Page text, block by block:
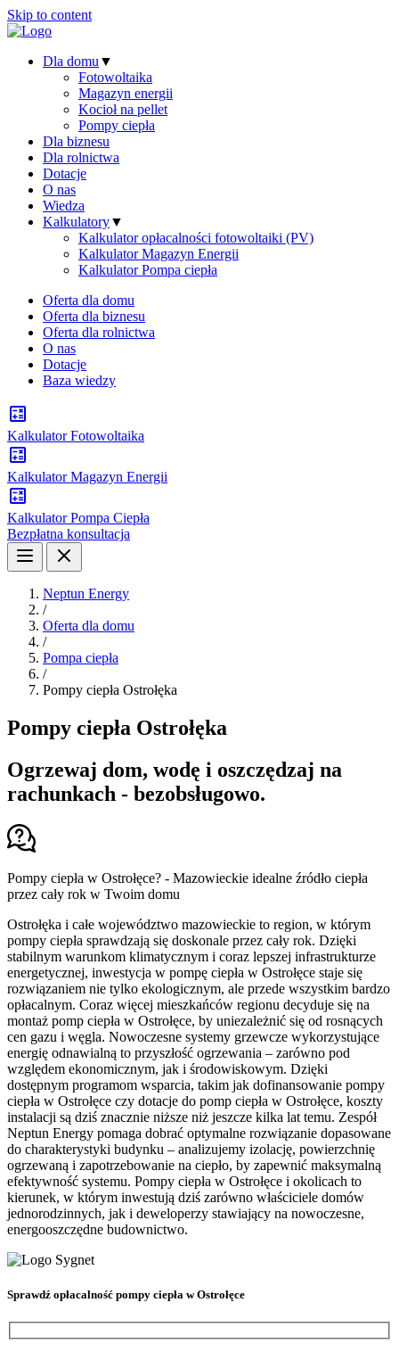
Skip to content
Dla domu ▼
Fotowoltaika
Magazyn energii
Kocioł na pellet
Pompy ciepła
Dla biznesu
Dla rolnictwa
Dotacje
O nas
Wiedza
Kalkulatory▼
Kalkulator opłacalności fotowoltaiki (PV)
Kalkulator Magazyn Energii
Kalkulator Pompa ciepła
Oferta dla domu
Oferta dla biznesu
Oferta dla rolnictwa
O nas
Dotacje
Baza wiedzy
Kalkulator Fotowoltaika
Kalkulator Magazyn Energii
Kalkulator Pompa Ciepła
Bezpłatna konsultacja
Neptun Energy
/
Oferta dla domu
/
Pompa ciepła
/
Pompy ciepła Ostrołęka
Pompy ciepła Ostrołęka
Ogrzewaj dom, wodę i oszczędzaj na
rachunkach - bezobsługowo.
Pompy ciepła w Ostrołęce? - Mazowieckie idealne źródło ciepła
przez cały rok w Twoim domu
Ostrołęka i całe województwo mazowieckie to region, w którym
pompy ciepła sprawdzają się doskonale przez cały rok. Dzięki
stabilnym warunkom klimatycznym i coraz lepszej infrastrukturze
energetycznej, inwestycja w pompę ciepła w Ostrołęce staje się
rozwiązaniem nie tylko ekologicznym, ale przede wszystkim bardzo
opłacalnym. Coraz więcej mieszkańców regionu decyduje się na
montaż pomp ciepła w Ostrołęce, by uniezależnić się od rosnących
cen gazu i węgla. Nowoczesne systemy grzewcze wykorzystujące
energię odnawialną to przyszłość ogrzewania – zarówno pod
względem ekonomicznym, jak i środowiskowym. Dzięki
dostępnym programom wsparcia, takim jak dofinansowanie pompy
ciepła w Ostrołęce czy dotacje do pomp ciepła w Ostrołęce, koszty
instalacji są dziś znacznie niższe niż jeszcze kilka lat temu. Zespół
Neptun Energy pomaga dobrać optymalne rozwiązanie dopasowane
do charakterystyki budynku – analizujemy izolację, powierzchnię
ogrzewaną i zapotrzebowanie na ciepło, by zapewnić maksymalną
efektywność systemu. Pompy ciepła w Ostrołęce i okolicach to
kierunek, w którym inwestują dziś zarówno właściciele domów
jednorodzinnych, jak i deweloperzy stawiający na nowoczesne,
energooszczędne budownictwo.
Sprawdź opłacalność pompy ciepła w Ostrołęce